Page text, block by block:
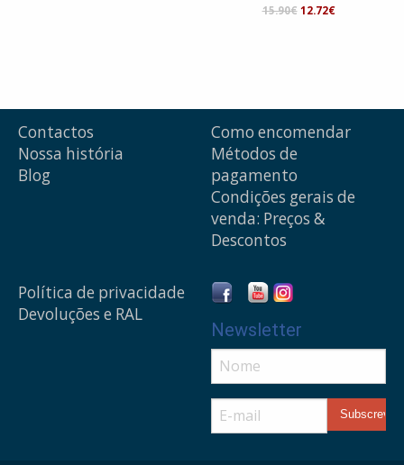
15.90€ 12.72€
Contactos
Nossa história
Blog
Como encomendar
Métodos de
pagamento
Condições gerais de
venda: Preços &
Descontos
Política de privacidade
Devoluções e RAL
Newsletter